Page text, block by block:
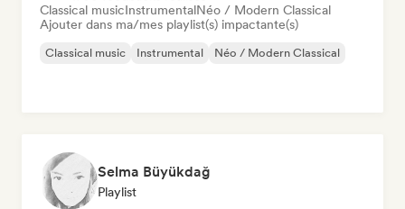
Classical musicInstrumentalNéo / Modern Classical
Ajouter dans ma/mes playlist(s) impactante(s)
Classical music Instrumental Néo / Modern Classical
Selma Büyükdağ
Playlist